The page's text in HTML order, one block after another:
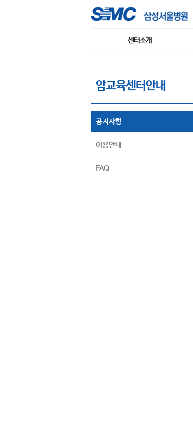
센터소개
암교육센터안내
공지사항
이용안내
FAQ